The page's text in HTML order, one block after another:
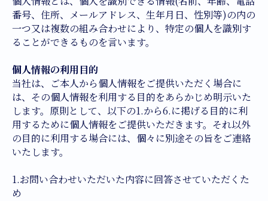
物流・運送事業
ウェルネス事業
ジュエリーサロン事業
再生可能エネルギー事業
セミナー・スクール事業
ビジネスプロデュース事業
お知らせ
番号、住所、メールアドレス、生年月日、性別等)の内の
一つ又は複数の組み合わせにより、特定の個人を識別す
ることができるものを言います。
個人情報の利用目的
当社は、ご本人から個人情報をご提供いただく場合に
は、その個人情報を利用する目的をあらかじめ明示いた
します。原則として、以下の1.から6.に掲げる目的に利
用するために個人情報をご提供いただきます。それ以外
の目的に利用する場合には、個々に別途その旨をご連絡
いたします。
1.お問い合わせいただいた内容に回答させていただくた
め